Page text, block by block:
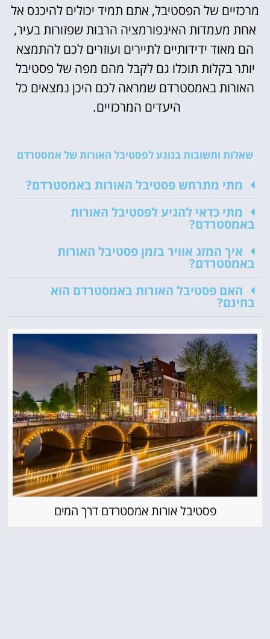
מרכזיים של הפסטיבל, אתם תמיד יכולים להיכנס אל
אחת מעמדות האינפורמציה הרבות שפזורות בעיר,
הם מאוד ידידותיים לתיירים ועוזרים לכם להתמצא
יותר בקלות תוכלו גם לקבל מהם מפה של פסטיבל
האורות באמסטרדם שמראה לכם היכן נמצאים כל
היעדים המרכזיים.
שאלות ותשובות בנוגע לפסטיבל האורות של אמסטרדם
מתי מתרחש פסטיבל האורות באמסטרדם?
מתי כדאי להגיע לפסטיבל האורות
באמסטרדם?
איך המזג אוויר בזמן פסטיבל האורות
באמסטרדם?
האם פסטיבל האורות באמסטרדם הוא
בחינם?
פסטיבל אורות אמסטרדם דרך המים